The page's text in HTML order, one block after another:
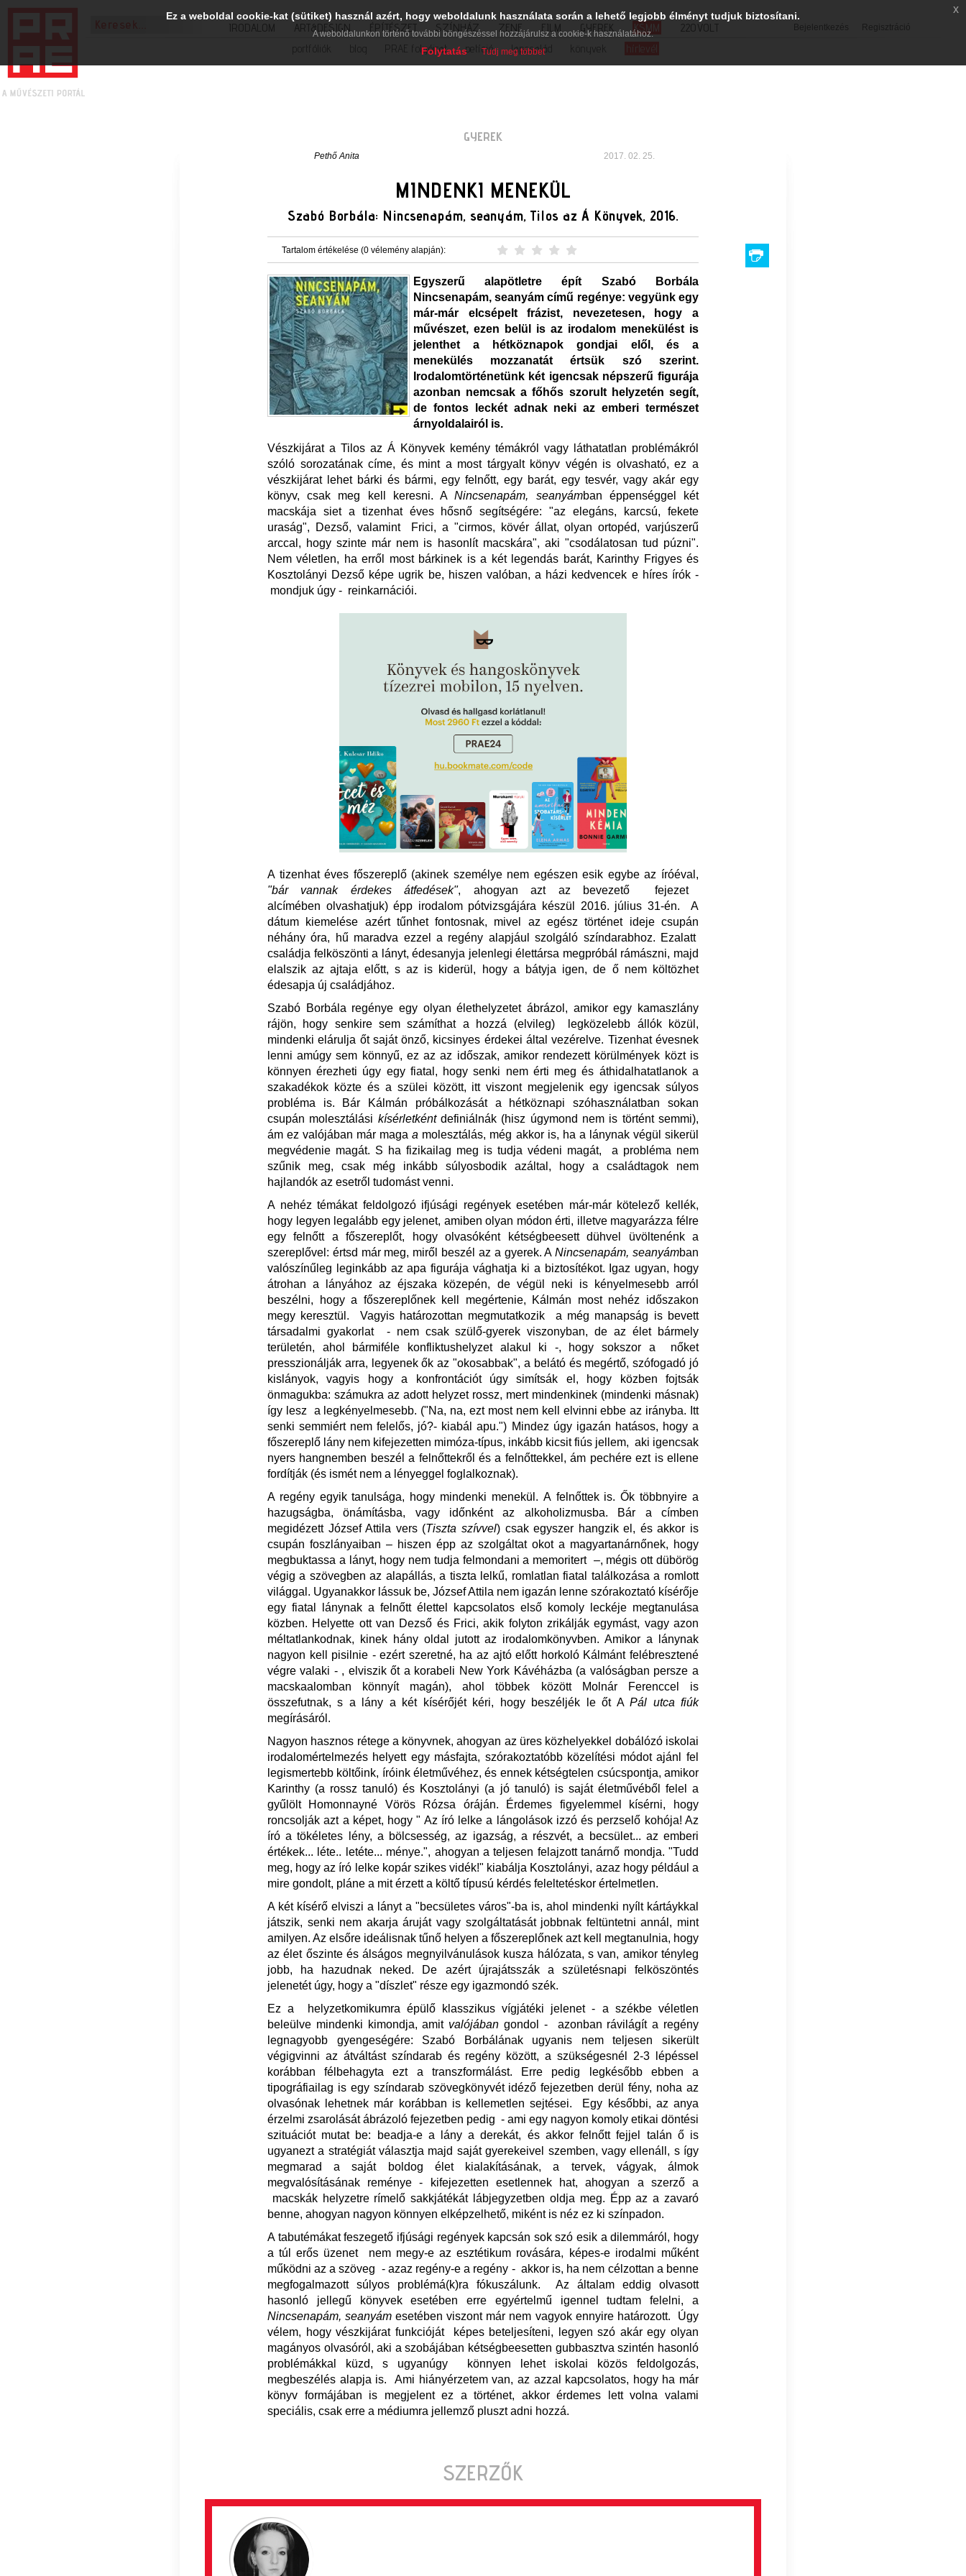
Bejelentkezés Regisztráció
IRODALOM ART&DESIGN ÉPÍTÉSZET SZÍNHÁZ ZENE FILM GYEREK KSMM
220VOLT
portfóliók
blog PRAE folyóirat petíció lapcsalád könyvek hírlevél
GYEREK
Pethő Anita 2017. 02. 25.
MINDENKI MENEKÜL
Szabó Borbála: Nincsenapám, seanyám, Tilos az Á Könyvek, 2016.
Tartalom értékelése (0 vélemény alapján):
Egyszerű alapötletre épít Szabó Borbála
Nincsenapám, seanyám című regénye: vegyünk egy
már-már elcsépelt frázist, nevezetesen, hogy a
művészet, ezen belül is az irodalom menekülést is
jelenthet a hétköznapok gondjai elől, és a
menekülés mozzanatát értsük szó szerint.
Irodalomtörténetünk két igencsak népszerű figurája
azonban nemcsak a főhős szorult helyzetén segít,
de fontos leckét adnak neki az emberi természet
árnyoldalairól is.
Vészkijárat a Tilos az Á Könyvek kemény témákról vagy láthatatlan problémákról
szóló sorozatának címe, és mint a most tárgyalt könyv végén is olvasható, ez a
vészkijárat lehet bárki és bármi, egy felnőtt, egy barát, egy tesvér, vagy akár egy
könyv, csak meg kell keresni. ANincsenapám, seanyámban éppenséggel két
macskája siet a tizenhat éves hősnő segítségére: "az elegáns, karcsú, fekete
uraság", Dezső, valamint Frici, a "cirmos, kövér állat, olyan ortopéd, varjúszerű
arccal, hogy szinte már nem is hasonlít macskára", aki "csodálatosan tud púzni".
Nem véletlen, ha erről most bárkinek is a két legendás barát, Karinthy Frigyes és
Kosztolányi Dezső képe ugrik be, hiszen valóban, a házi kedvencek e híres írók -
mondjuk úgy - reinkarnációi.
A tizenhat éves főszereplő (akinek személye nem egészen esik egybe az íróéval,
"bár vannak érdekes átfedések", ahogyan azt az bevezető fejezet
alcímében olvashatjuk) épp irodalom pótvizsgájára készül 2016. július 31-én. A
dátum kiemelése azért tűnhet fontosnak, mivel az egész történet ideje csupán
néhány óra, hű maradva ezzel a regény alapjául szolgáló színdarabhoz. Ezalatt
családja felköszönti a lányt, édesanyja jelenlegi élettársa megpróbál rámászni, majd
elalszik az ajtaja előtt, s az is kiderül, hogy a bátyja igen, de ő nem költözhet
édesapja új családjához.
Szabó Borbála regénye egy olyan élethelyzetet ábrázol, amikor egy kamaszlány
rájön, hogy senkire sem számíthat a hozzá (elvileg) legközelebb állók közül,
mindenki elárulja őt saját önző, kicsinyes érdekei által vezérelve. Tizenhat évesnek
lenni amúgy sem könnyű, ez az az időszak, amikor rendezett körülmények közt is
könnyen érezheti úgy egy fiatal, hogy senki nem érti meg és áthidalhatatlanok a
szakadékok közte és a szülei között, itt viszont megjelenik egy igencsak súlyos
probléma is. Bár Kálmán próbálkozását a hétköznapi szóhasználatban sokan
csupán molesztálási kísérletként definiálnák (hisz úgymond nem is történt semmi),
ám ez valójában már magaa molesztálás, még akkor is, ha a lánynak végül sikerül
megvédenie magát. S ha fizikailag meg is tudja védeni magát, a probléma nem
szűnik meg, csak még inkább súlyosbodik azáltal, hogy a családtagok nem
hajlandók az esetről tudomást venni.
A nehéz témákat feldolgozó ifjúsági regények esetében már-már kötelező kellék,
hogy legyen legalább egy jelenet, amiben olyan módon érti, illetve magyarázza félre
egy felnőtt a főszereplőt, hogy olvasóként kétségbeesett dühvel üvöltenénk a
szereplővel: értsd már meg, miről beszél az a gyerek. ANincsenapám, seanyámban
valószínűleg leginkább az apa figurája vághatja ki a biztosítékot. Igaz ugyan, hogy
átrohan a lányához az éjszaka közepén, de végül neki is kényelmesebb arról
beszélni, hogy a főszereplőnek kell megértenie, Kálmán most nehéz időszakon
megy keresztül. Vagyis határozottan megmutatkozik a még manapság is bevett
társadalmi gyakorlat - nem csak szülő-gyerek viszonyban, de az élet bármely
területén, ahol bármiféle konfliktushelyzet alakul ki -, hogy sokszor a nőket
presszionálják arra, legyenek ők az "okosabbak", a belátó és megértő, szófogadó jó
kislányok, vagyis hogy a konfrontációt úgy simítsák el, hogy közben fojtsák
önmagukba: számukra az adott helyzet rossz, mert mindenkinek (mindenki másnak)
így lesz a legkényelmesebb. ("Na, na, ezt most nem kell elvinni ebbe az irányba. Itt
senki semmiért nem felelős, jó?- kiabál apu.") Mindez úgy igazán hatásos, hogy a
főszereplő lány nem kifejezetten mimóza-típus, inkább kicsit fiús jellem, aki igencsak
nyers hangnemben beszél a felnőttekről és a felnőttekkel, ám pechére ezt is ellene
fordítják (és ismét nem a lényeggel foglalkoznak).
A regény egyik tanulsága, hogy mindenki menekül. A felnőttek is. Ők többnyire a
hazugságba, önámításba, vagy időnként az alkoholizmusba. Bár a címben
megidézett József Attila vers (Tiszta szívvel) csak egyszer hangzik el, és akkor is
csupán foszlányaiban – hiszen épp az szolgáltat okot a magyartanárnőnek, hogy
megbuktassa a lányt, hogy nem tudja felmondani a memoritert –, mégis ott dübörög
végig a szövegben az alapállás, a tiszta lelkű, romlatlan fiatal találkozása a romlott
világgal. Ugyanakkor lássuk be, József Attila nem igazán lenne szórakoztató kísérője
egy fiatal lánynak a felnőtt élettel kapcsolatos első komoly leckéje megtanulása
közben. Helyette ott van Dezső és Frici, akik folyton zrikálják egymást, vagy azon
méltatlankodnak, kinek hány oldal jutott az irodalomkönyvben. Amikor a lánynak
nagyon kell pisilnie - ezért szeretné, ha az ajtó előtt horkoló Kálmánt felébresztené
végre valaki - , elviszik őt a korabeli New York Kávéházba (a valóságban persze a
macskaalomban könnyít magán), ahol többek között Molnár Ferenccel is
összefutnak, s a lány a két kísérőjét kéri, hogy beszéljék le őt APál utca fiúk
megírásáról.
Nagyon hasznos rétege a könyvnek, ahogyan az üres közhelyekkel dobálózó iskolai
irodalomértelmezés helyett egy másfajta, szórakoztatóbb közelítési módot ajánl fel
legismertebb költőink, íróink életművéhez, és ennek kétségtelen csúcspontja, amikor
Karinthy (a rossz tanuló) és Kosztolányi (a jó tanuló) is saját életművéből felel a
gyűlölt Homonnayné Vörös Rózsa óráján. Érdemes figyelemmel kísérni, hogy
roncsolják azt a képet, hogy " Az író lelke a lángolások izzó és perzselő kohója! Az
író a tökéletes lény, a bölcsesség, az igazság, a részvét, a becsület... az emberi
értékek... léte.. letéte... ménye.", ahogyan a teljesen felajzott tanárnő mondja. "Tudd
meg, hogy az író lelke kopár szikes vidék!" kiabálja Kosztolányi, azaz hogy például a
mire gondolt, pláne a mit érzett a költő típusú kérdés feleltetéskor értelmetlen.
A két kísérő elviszi a lányt a "becsületes város"-ba is, ahol mindenki nyílt kártáykkal
játszik, senki nem akarja áruját vagy szolgáltatását jobbnak feltüntetni annál, mint
amilyen. Az elsőre ideálisnak tűnő helyen a főszereplőnek azt kell megtanulnia, hogy
az élet őszinte és álságos megnyilvánulások kusza hálózata, s van, amikor tényleg
jobb, ha hazudnak neked. De azért újrajátsszák a születésnapi felköszöntés
jelenetét úgy, hogy a "díszlet" része egy igazmondó szék.
Ez a helyzetkomikumra épülő klasszikus vígjátéki jelenet - a székbe véletlen
beleülve mindenki kimondja, amit valójábangondol - azonban rávilágít a regény
legnagyobb gyengeségére: Szabó Borbálának ugyanis nem teljesen sikerült
végigvinni az átváltást színdarab és regény között, a szükségesnél 2-3 lépéssel
korábban félbehagyta ezt a transzformálást. Erre pedig legkésőbb ebben a
tipográfiailag is egy színdarab szövegkönyvét idéző fejezetben derül fény, noha az
olvasónak lehetnek már korábban is kellemetlen sejtései. Egy későbbi, az anya
érzelmi zsarolását ábrázoló fejezetben pedig - ami egy nagyon komoly etikai döntési
szituációt mutat be: beadja-e a lány a derekát, és akkor felnőtt fejjel talán ő is
ugyanezt a stratégiát választja majd saját gyerekeivel szemben, vagy ellenáll, s így
megmarad a saját boldog élet kialakításának, a tervek, vágyak, álmok
megvalósításának reménye - kifejezetten esetlennek hat, ahogyan a szerző a
macskák helyzetre rímelő sakkjátékát lábjegyzetben oldja meg. Épp az a zavaró
benne, ahogyan nagyon könnyen elképzelhető, miként is néz ez ki színpadon.
A tabutémákat feszegető ifjúsági regények kapcsán sok szó esik a dilemmáról, hogy
a túl erős üzenet nem megy-e az esztétikum rovására, képes-e irodalmi műként
működni az a szöveg - azaz regény-e a regény - akkor is, ha nem célzottan a benne
megfogalmazott súlyos problémá(k)ra fókuszálunk. Az általam eddig olvasott
hasonló jellegű könyvek esetében erre egyértelmű igennel tudtam felelni, a
Nincsenapám, seanyám esetében viszont már nem vagyok ennyire határozott. Úgy
vélem, hogy vészkijárat funkcióját képes beteljesíteni, legyen szó akár egy olyan
magányos olvasóról, aki a szobájában kétségbeesetten gubbasztva szintén hasonló
problémákkal küzd, s ugyanúgy könnyen lehet iskolai közös feldolgozás,
megbeszélés alapja is. Ami hiányérzetem van, az azzal kapcsolatos, hogy ha már
könyv formájában is megjelent ez a történet, akkor érdemes lett volna valami
speciális, csak erre a médiumra jellemző pluszt adni hozzá.
SZERZŐK
Ez a weboldal cookie-kat (sütiket) használ azért, hogy weboldalunk használata során a lehető legjobb élményt tudjuk biztosítani.
A weboldalunkon történő további böngészéssel hozzájárulsz a cookie-k használatához.
Folytatás Tudj meg többet
x